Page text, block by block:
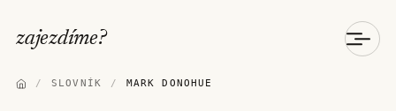
zajezdíme?
/ SLOVNÍK / MARK DONOHUE